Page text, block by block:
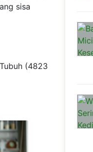
sisa
(4823